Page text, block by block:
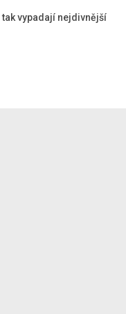
tak vypadají nejdivnější